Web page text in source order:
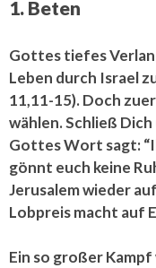
1. Beten
Gottes tiefes
Leben durch Israel
11,11-15). Doch
wählen. Schließ
Gottes Wort sagt:
gönnt euch keine
Jerusalem wieder
Lobpreis macht auf
Ein so großer